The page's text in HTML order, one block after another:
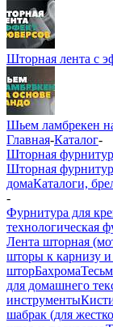
Шторная лента с
Шьем ламбрекен
Главная-Каталог-
Шторная
Шторная
домаКаталоги,
-
Фурнитура для
технологическая
Лента шторная
шторы к карнизу и
шторБахрома
для домашнего
инструменты
шабрак (для